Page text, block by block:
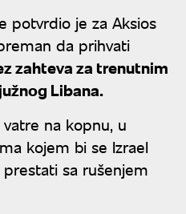
potvrdio je za Aksios
da prihvati
zahteva za trenutnim
Libana.
na kopnu, u
kojem bi se Izrael
sa rušenjem